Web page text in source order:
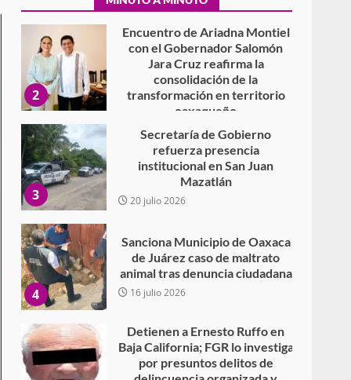
2
Encuentro de Ariadna Montiel
con el Gobernador Salomón
Jara Cruz reafirma la
consolidación de la
transformación en territorio
oaxaqueño
30 julio 2026
3
refuerza presencia
institucional en San Juan
Mazatlán
20 julio 2026
4
de Juárez caso de maltrato
animal tras denuncia ciudadana
16 julio 2026
Baja California; FGR lo investiga
por presuntos delitos de
delincuencia organizada y